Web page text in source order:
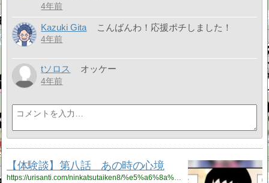
4年前
Kazuki Gita こんばんわ！応援ポチしました！
4年前
tソロス オッケー
4年前
【体験談】第八話 あの時の心境
https://urisanti.com/ninkatsutaiken8/%e5%a6%8a%e6%b4%bb/